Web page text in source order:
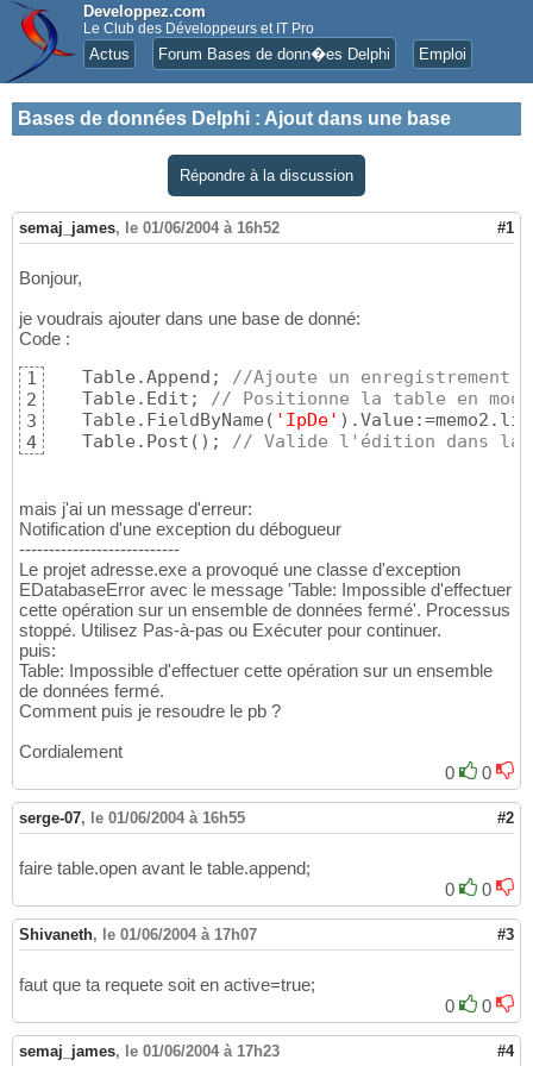
Developpez.com
Le Club des Développeurs et IT Pro
Actus Forum Bases de donn�es Delphi Emploi
Bases de données Delphi : Ajout dans une base
Répondre à la discussion
semaj_james, le 01/06/2004 à 16h52 #1
Bonjour,
je voudrais ajouter dans une base de donné:
Code :
1
2
3
4
   Table.Append;
//Ajoute un enregistrement
   Table.Edit;
// Positionne la table en
   Table.FieldByName
( 'IpDe' )
   Table.Post
( ) ; // Valide l'édition dans la
mais j'ai un message d'erreur:
Notification d'une exception du débogueur
---------------------------
Le projet adresse.exe a provoqué une classe d'exception
EDatabaseError avec le message 'Table: Impossible d'effectuer
cette opération sur un ensemble de données fermé'. Processus
stoppé. Utilisez Pas-à-pas ou Exécuter pour continuer.
puis:
Table: Impossible d'effectuer cette opération sur un ensemble
de données fermé.
Comment puis je resoudre le pb ?
Cordialement
0
0
serge-07, le 01/06/2004 à 16h55 #2
faire table.open avant le table.append;
0
0
Shivaneth, le 01/06/2004 à 17h07 #3
faut que ta requete soit en active=true;
0
0
semaj_james, le 01/06/2004 à 17h23 #4